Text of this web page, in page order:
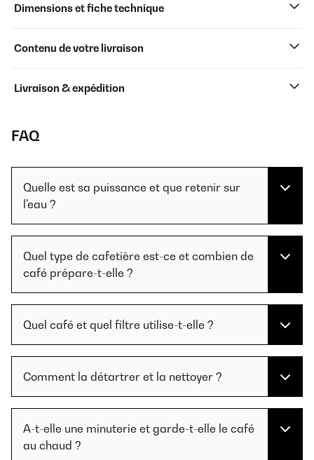
Dimensions et fiche technique
Contenu de votre livraison
Livraison & expédition
FAQ
Quelle est sa puissance et que retenir sur
l'eau ?
Quel type de cafetière est-ce et combien de
café prépare-t-elle ?
Quel café et quel filtre utilise-t-elle ?
Comment la détartrer et la nettoyer ?
A-t-elle une minuterie et garde-t-elle le café
au chaud ?